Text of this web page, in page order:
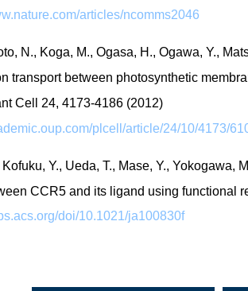
articles/ncomms2046
N., Koga, M., Ogasa, H., Ogawa, Y.,
transport between photosynthetic
Cell 24, 4173-4186 (2012)
plcell/article/24/10/4173/
Y., Ueda, T., Mase, Y., Yokogawa,
CCR5 and its ligand using functional
doi/10.1021/ja100830f